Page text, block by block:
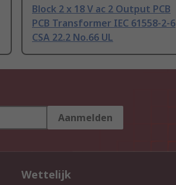
Block 2 x 18 V ac 2 Output PCB
PCB Transformer IEC 61558-2-6
CSA 22.2 No.66 UL
Aanmelden
Wettelijk